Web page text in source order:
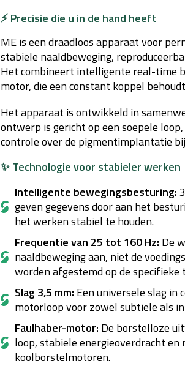
⚡ Precisie die u in de hand heeft
ME is een draadloos apparaat voor
stabiele naaldbeweging,
Het combineert intelligente real-time
motor, die een constant koppel
Het apparaat is ontwikkeld in
ontwerp is gericht op een soepele
controle over de pigmentimplantatie
✨ Technologie voor stabieler werken
Intelligente bewegingsbesturing:
geven gegevens door aan het
het werken stabiel te houden.
Frequentie van 25 tot 160 Hz: De
naaldbeweging aan, niet de
worden afgestemd op de
Slag 3,5 mm: Een universele slag in
motorloop voor zowel subtiele als
Faulhaber-motor: De borstelloze
loop, stabiele energieoverdracht
koolborstelmotoren.